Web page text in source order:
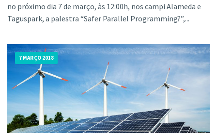
no próximo dia 7 de março, às 12:00h, nos campi Alameda e
Taguspark, a palestra “Safer Parallel Programming?”,...
7 MARÇO 2018